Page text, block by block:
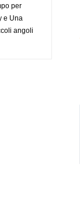
per
e Una
angoli